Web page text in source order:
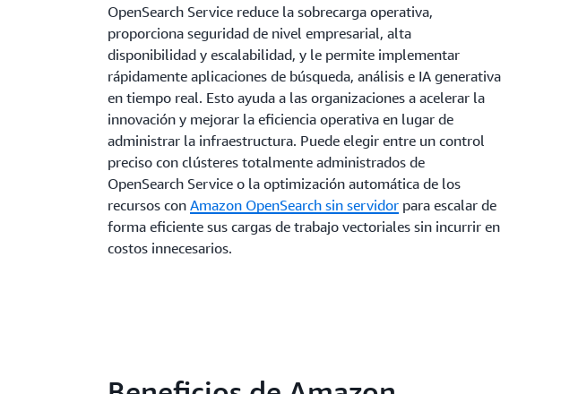
OpenSearch Service reduce la sobrecarga operativa,
proporciona seguridad de nivel empresarial, alta
disponibilidad y escalabilidad, y le permite implementar
rápidamente aplicaciones de búsqueda, análisis e IA generativa
en tiempo real. Esto ayuda a las organizaciones a acelerar la
innovación y mejorar la eficiencia operativa en lugar de
administrar la infraestructura. Puede elegir entre un control
preciso con clústeres totalmente administrados de
OpenSearch Service o la optimización automática de los
recursos conAmazon OpenSearch sin servidor para escalar de
forma eficiente sus cargas de trabajo vectoriales sin incurrir en
costos innecesarios.